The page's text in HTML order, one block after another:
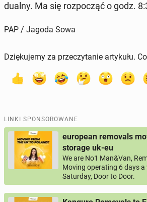
du­al­ny. Ma się roz­po­cząć o godz.
PAP / Jagoda Sowa
Dziękujemy za przeczytanie artykułu.
LINKI SPONSOROWANE
european removals
storage uk-eu
We are No1 Man&Van,
Moving operating 6 days a
Saturday, Door to Door.